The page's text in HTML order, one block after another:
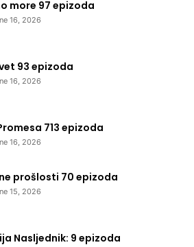
more 97 epizoda
16, 2026
93 epizoda
16, 2026
713 epizoda
16, 2026
prošlosti 70 epizoda
15, 2026
Nasljednik: 9 epizoda